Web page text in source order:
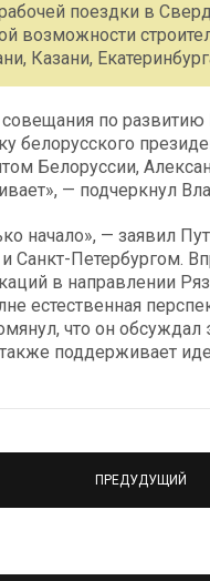
поездки в
возможности
Казани,
по
белорусского
Белоруссии,
— подчеркнул
начало», — заявил
Санкт-Петербургом.
в направлении
естественная
что он
поддерживает
ПРЕДУДУЩИЙ